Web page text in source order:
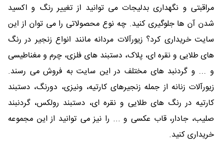
مراقبتی و نگهداری بدلیجات می توانید از تغییر رنگ و اکسید
شدن آن ها جلوگیری کنید. چه نوع محصولاتی را می توان از این
سایت خریداری کرد؟ زیورآلات مردانه مانند انواع زنجیر در رنگ
های طلایی و نقره ای، پلاک، دستبند های فلزی، چرم و مغناطیسی
و ... و گردنبد های مختلف در این سایت به فروش می رسند.
زیورآلات زنانه از جمله زنجیرهای کارتیه، ونیزی، دورنگ، دستبند
کارتیه در رنگ های طلایی و نقره ای، دستبند رولکس، گردنبند
صلیب، جادار، قاب عکسی و ... را نیز می توانید از این مجموعه
خریداری کنید.